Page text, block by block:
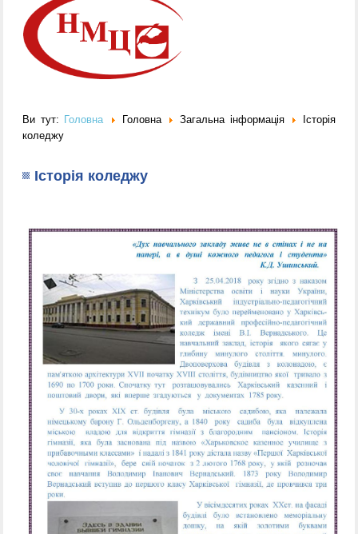
Ви тут: Головна Головна Загальна інформація
Історія
коледжу
Історія коледжу